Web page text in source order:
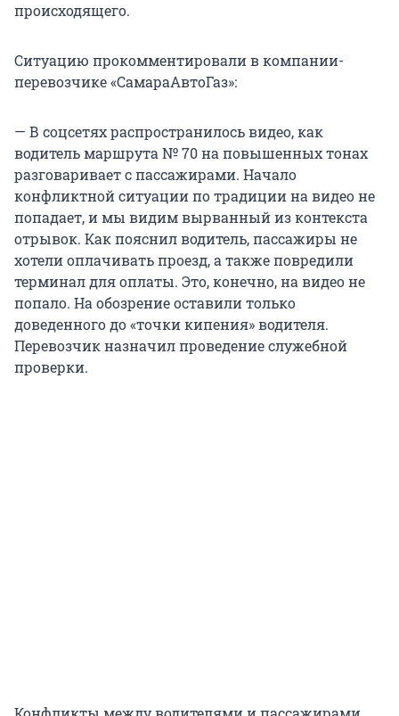
происходящего.
Ситуацию прокомментировали в компании-
перевозчике «СамараАвтоГаз»:
— В соцсетях распространилось видео, как
водитель маршрута № 70 на повышенных тонах
разговаривает с пассажирами. Начало
конфликтной ситуации по традиции на видео не
попадает, и мы видим вырванный из контекста
отрывок. Как пояснил водитель, пассажиры не
хотели оплачивать проезд, а также повредили
терминал для оплаты. Это, конечно, на видео не
попало. На обозрение оставили только
доведенного до «точки кипения» водителя.
Перевозчик назначил проведение служебной
проверки.